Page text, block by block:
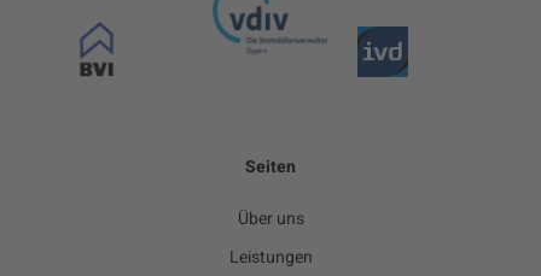
Seiten
Über uns
Leistungen